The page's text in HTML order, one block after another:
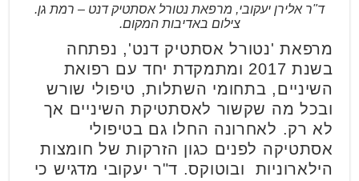
ד"ר אלירן יעקובי, מרפאת נטורל אסתטיק דנט – רמת גן.
צילום באדיבות המקום.
מרפאת 'נטורל אסתטיק דנט', נפתחה
בשנת 2017 ומתמקדת יחד עם רפואת
השיניים, בתחומי השתלות, טיפולי שורש
ובכל מה שקשור לאסתטיקת השיניים אך
לא רק. לאחרונה החלו גם בטיפולי
אסתטיקה לפנים כגון הזרקות של חומצות
הילארוניות ובוטוקס. ד"ר יעקובי מדגיש כי